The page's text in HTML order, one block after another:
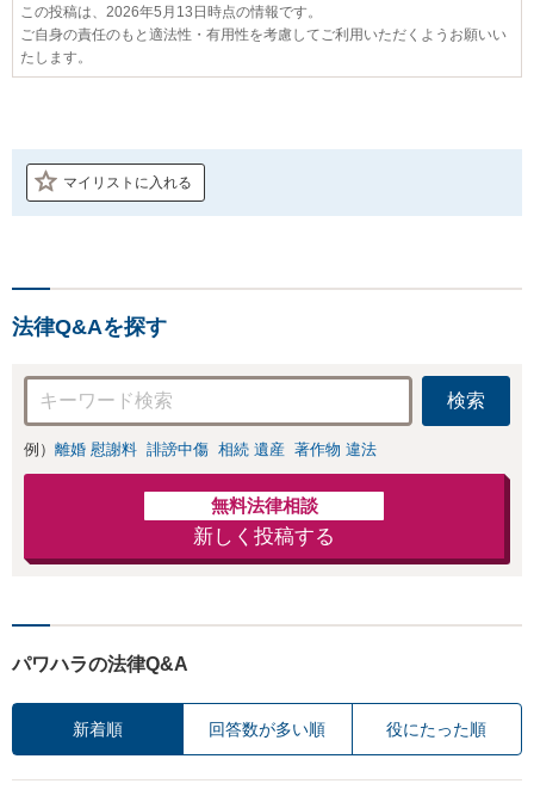
この投稿は、2026年5月13日時点の情報です。
ご自身の責任のもと適法性・有用性を考慮してご利用いただくようお願いい
たします。
マイリストに入れる
法律Q&Aを探す
検索
例） 離婚 慰謝料 誹謗中傷 相続 遺産 著作物 違法
無料法律相談
新しく投稿する
パワハラの法律Q&A
新着順 回答数が多い順 役にたった順